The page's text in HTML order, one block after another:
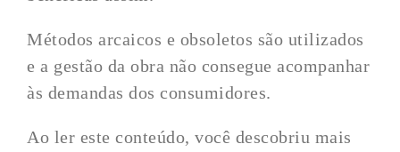
Métodos arcaicos e obsoletos são utilizados
e a gestão da obra não consegue acompanhar
às demandas dos consumidores.
Ao ler este conteúdo, você descobriu mais